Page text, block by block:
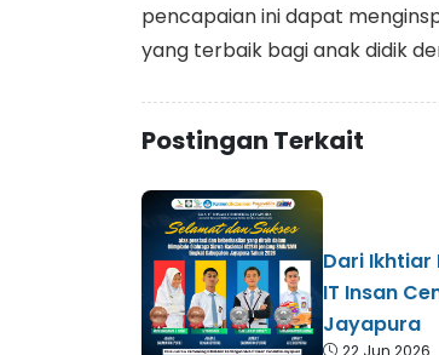
pencapaian ini dapat
yang terbaik bagi anak didik
Postingan Terkait
Dari Ikhtiar
IT Insan
Jayapura
22 Jun 2026